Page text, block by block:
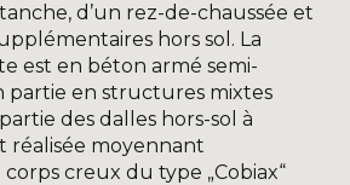
d’un rez-de-chaussée et
hors sol. La
est en béton armé semi-
partie en structures mixtes
des dalles hors-sol à
réalisée moyennant
corps creux du type „Cobiax“